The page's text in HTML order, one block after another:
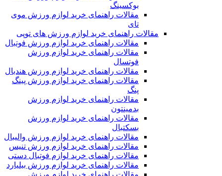
بوکسینگ
مقالات راهنمای خرید لوازم ورزش موی
تای
مقالات راهنمای خرید لوازم ورزش های توپی
مقالات راهنمای خرید لوازم ورزش فوتبال
مقالات راهنمای خرید لوازم ورزش
فوتسال
مقالات راهنمای خرید لوازم ورزش هندبال
مقالات راهنمای خرید لوازم ورزش پینگ
پنگ
مقالات راهنمای خرید لوازم ورزش
بدمینتون
مقالات راهنمای خرید لوازم ورزش
بسکتبال
مقالات راهنمای خرید لوازم ورزش والیبال
مقالات راهنمای خرید لوازم ورزش تنیس
مقالات راهنمای خرید لوازم فوتبال دستی
مقالات راهنمای خرید لوازم ورزش بیلیارد
مقالات راهنمای خرید لوازم ورزش